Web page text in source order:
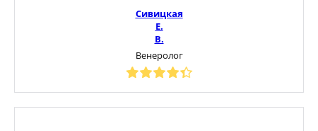
Сивицкая
Е.
В.
Венеролог